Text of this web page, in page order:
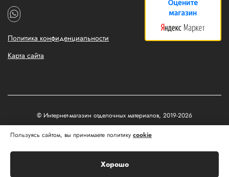
Политика конфиденциальности
Карта сайта
© Интернет-магазин отделочных материалов, 2019-2026
Разработка и продвижение сайтов
Пользуясь сайтом, вы принимаете политику cookie
Хорошо